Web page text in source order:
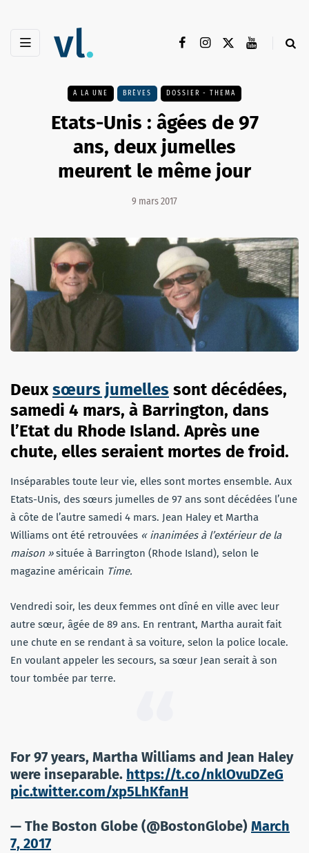
A LA UNE BRÈVES DOSSIER - THEMA
Etats-Unis : âgées de 97
ans, deux jumelles
meurent le même jour
9 mars 2017
Deuxsœurs jumelles sont décédées,
samedi 4 mars, à Barrington, dans
l’Etat du Rhode Island. Après une
chute, elles seraient mortes de froid.
Inséparables toute leur vie, elles sont mortes ensemble. Aux
Etats-Unis, des sœurs jumelles de 97 ans sont décédées l’une
à côte de l’autre samedi 4 mars. Jean Haley et Martha
Williams ont été retrouvées « inanimées à l’extérieur de la
maison »située à Barrington (Rhode Island), selon le
magazine américain Time.
Vendredi soir, les deux femmes ont dîné en ville avec leur
autre sœur, âgée de 89 ans. En rentrant, Martha aurait fait
une chute en se rendant à sa voiture, selon la police locale.
En voulant appeler les secours, sa sœur Jean serait à son
tour tombée par terre.
For 97 years, Martha Williams and Jean Haley
were inseparable. https://t.co/nklOvuDZeG
pic.twitter.com/xp5LhKfanH
— The Boston Globe (@BostonGlobe) March
7, 2017